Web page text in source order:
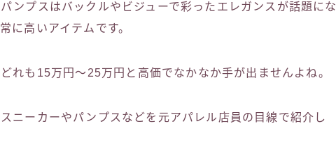
ンプスはバックルやビジューで彩ったエレガンスが話題にな
に高いアイテムです。
れも15万円〜25万円と高価でなかなか手が出ませんよね。
ニーカーやパンプスなどを元アパレル店員の目線で紹介し